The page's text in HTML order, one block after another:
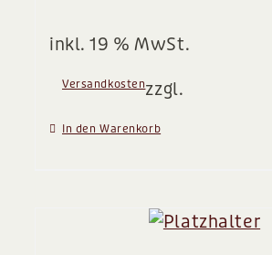
inkl. 19 % MwSt.
zzgl.
Versandkosten
In den Warenkorb